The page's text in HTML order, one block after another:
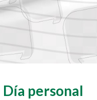
Día personal